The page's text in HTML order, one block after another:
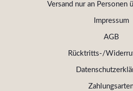
Versand nur an Personen
Impressum
AGB
Rücktritts-/